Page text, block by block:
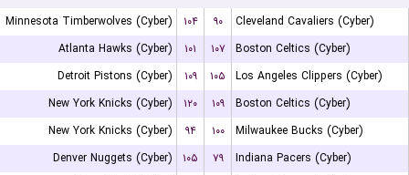
Minnesota Timberwolves (Cyber) ۱۰۴ ۹۰
Cleveland Cavaliers (Cyber)
Atlanta Hawks (Cyber)
۱۰۱ ۱۰۷
Boston Celtics (Cyber)
Detroit Pistons (Cyber)
۱۰۹ ۱۰۵
Los Angeles Clippers (Cyber)
New York Knicks (Cyber)
۱۲۰ ۱۰۹
Boston Celtics (Cyber)
New York Knicks (Cyber)
۹۴ ۱۰۰
Milwaukee Bucks (Cyber)
Denver Nuggets (Cyber)
۱۰۵ ۷۹
Indiana Pacers (Cyber)